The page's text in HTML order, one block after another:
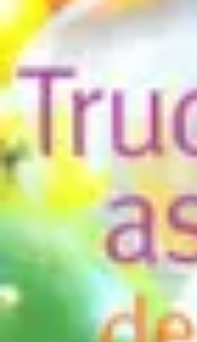
Astuces Rubik Cube
Astuces et Techniques
techniques
Astuces Rubik